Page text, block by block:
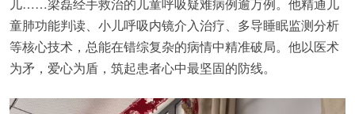
儿……梁磊经手救治的儿童呼吸疑难病例逾万例。他精通儿
童肺功能判读、小儿呼吸内镜介入治疗、多导睡眠监测分析
等核心技术，总能在错综复杂的病情中精准破局。他以医术
为矛，爱心为盾，筑起患者心中最坚固的防线。